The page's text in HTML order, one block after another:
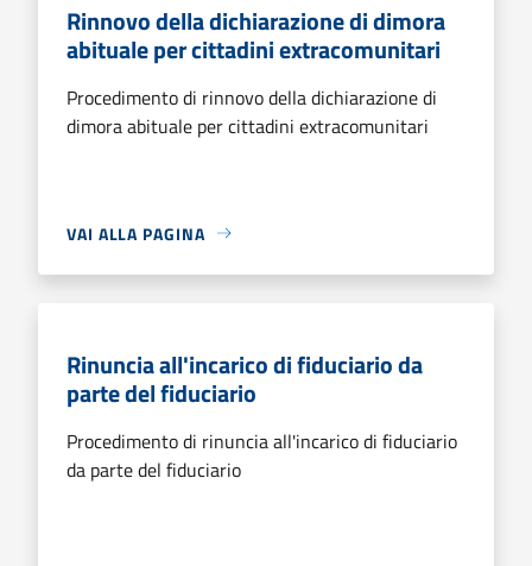
Rinnovo della dichiarazione di dimora
abituale per cittadini extracomunitari
Procedimento di rinnovo della dichiarazione di
dimora abituale per cittadini extracomunitari
VAI ALLA PAGINA
Rinuncia all'incarico di fiduciario da
parte del fiduciario
Procedimento di rinuncia all'incarico di fiduciario
da parte del fiduciario